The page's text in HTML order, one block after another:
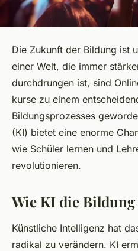
Die Zukunft der Bildung ist
einer Welt, die immer
durchdrungen ist, sind
kurse zu einem
Bildungsprozesses
(KI) bietet eine enorme
wie Schüler lernen und
revolutionieren.
Wie KI die
Künstliche Intelligenz hat
radikal zu verändern. KI